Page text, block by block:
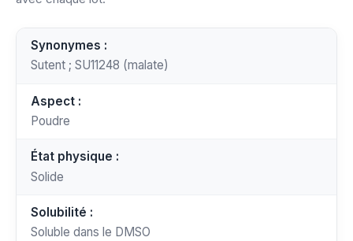
Synonymes :
Sutent ; SU11248 (malate)
Aspect :
Poudre
État physique :
Solide
Solubilité :
Soluble dans le DMSO